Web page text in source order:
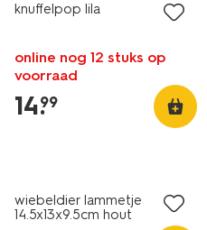
knuffelpop lila
online nog 12 stuks op
voorraad
14.
99
wiebeldier lammetje
14.5x13x9.5cm hout